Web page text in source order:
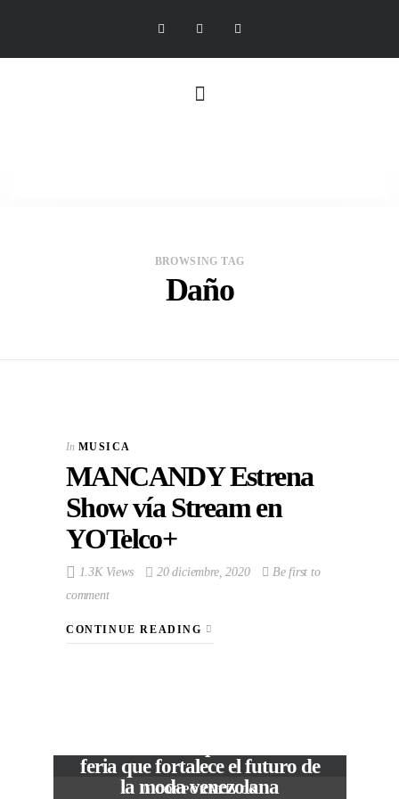
BROWSING TAG
Daño
In MUSICA
MANCANDY Estrena
Show vía Stream en
YOTelco+
1.3K Views 20 diciembre, 2020
Be first to
comment
CONTINUE READING
In CORPORATIVOS
feria que fortalece el futuro de
la moda venezolana